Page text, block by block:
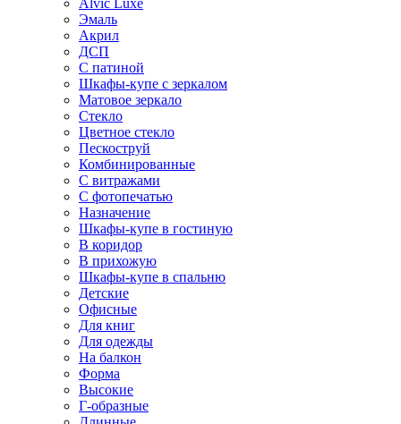
Alvic Luxe
Эмаль
Акрил
ДСП
С патиной
Шкафы-купе с зеркалом
Матовое зеркало
Стекло
Цветное стекло
Пескоструй
Комбинированные
С витражами
С фотопечатью
Назначение
Шкафы-купе в гостиную
В коридор
В прихожую
Шкафы-купе в спальню
Детские
Офисные
Для книг
Для одежды
На балкон
Форма
Высокие
Г-образные